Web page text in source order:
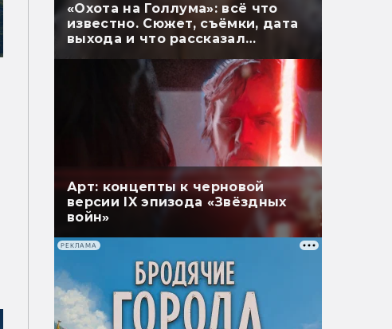
«Охота на Голлума»: всё что
известно. Сюжет, съёмки, дата
выхода и что рассказал
Арт: концепты к черновой
версии IX эпизода «Звёздных
войн»
РЕКЛАМА